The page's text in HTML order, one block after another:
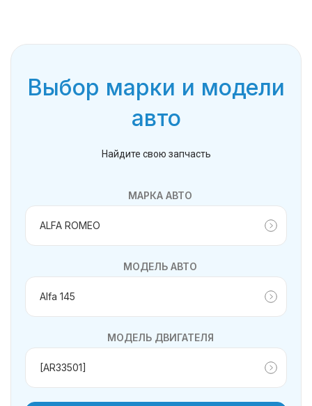
Выбор марки и модели
авто
Найдите свою запчасть
МАРКА АВТО
МОДЕЛЬ АВТО
МОДЕЛЬ ДВИГАТЕЛЯ